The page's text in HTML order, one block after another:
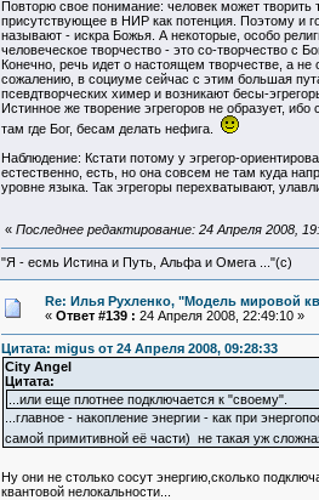
Повторю свое понимание: человек может творить
присутствующее в НИР как потенция. Поэтому и
называют - искра Божья. А некоторые, особо
человеческое творчество - это со-творчество с
Конечно, речь идет о настоящем творчестве, а
сожалению, в социуме сейчас с этим большая
псевдтворческих химер и возникают бесы-
Истинное же творение эгрегоров не образует,
там где Бог, бесам делать нефига.
Наблюдение: Кстати потому у эгрегор-
естественно, есть, но она совсем не там куда
уровне языка. Так эгрегоры перехватывают,
« Последнее редактирование: 24 Апреля 2008,
"Я - есмь Истина и Путь, Альфа и Омега ..."(с)
Re: Илья Рухленко, "Модель мировой
« Ответ #139 : 24 Апреля 2008, 22:49:10 »
Цитата: migus от 24 Апреля 2008, 09:28:33
City Angel
Цитата:
...или еще плотнее подключается к "своему".
...главное - накопление энергии - как при
самой примитивной её части) не такая уж
Ну они не столько сосут энергию,сколько
квантовой нелокальности...